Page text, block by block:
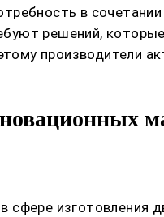
в
решений,
производители
сфере